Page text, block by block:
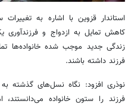
استاندار قزوین با اشاره به
کاهش تمایل به ازدواج و
زندگی جدید موجب شده خانواده‌ها
فرزند داشته باشند.
نوذری افزود: نگاه نسل‌های گذشته
فرزند را ستون خانواده